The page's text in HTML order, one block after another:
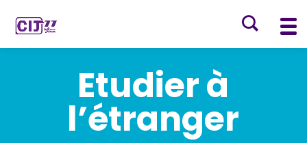
Etudier à
l’étranger